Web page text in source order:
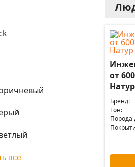
все
от
Бренд:
Тон:
Порода